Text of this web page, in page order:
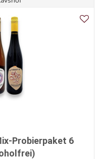
Probierpaket 6